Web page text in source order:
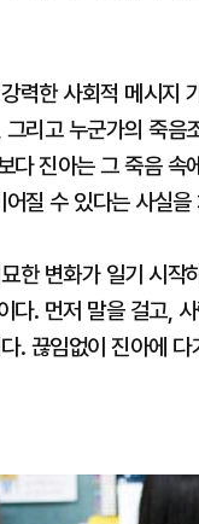
력한 사회적 메시지
리고 누군가의 죽
다 진아는 그 죽음
질 수 있다는 사실
한 변화가 일기 시
다. 먼저 말을 걸고,
. 끊임없이 진아에